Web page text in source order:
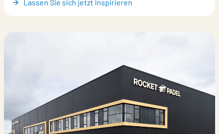
Lassen Sie sich jetzt inspirieren